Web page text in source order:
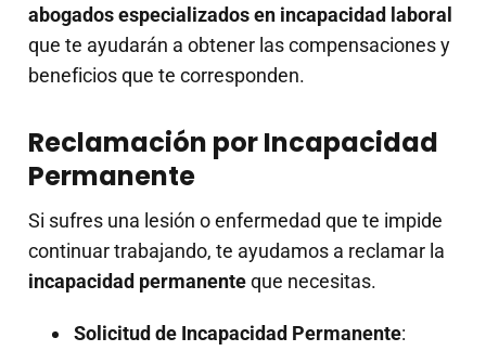
abogados especializados en incapacidad laboral
que te ayudarán a obtener las compensaciones y
beneficios que te corresponden.
Reclamación por Incapacidad
Permanente
Si sufres una lesión o enfermedad que te impide
continuar trabajando, te ayudamos a reclamar la
incapacidad permanenteque necesitas.
Solicitud de Incapacidad Permanente: